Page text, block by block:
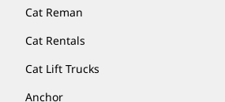
Cat Reman
Cat Rentals
Cat Lift Trucks
Anchor